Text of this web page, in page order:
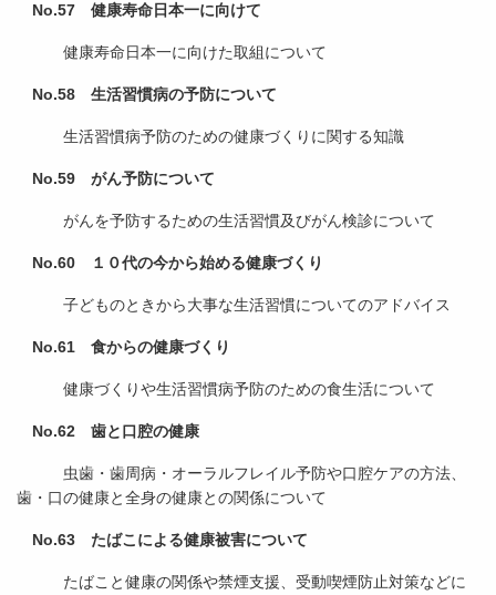
No.57 健康寿命日本一に向けて
健康寿命日本一に向けた取組について
No.58 生活習慣病の予防について
生活習慣病予防のための健康づくりに関する知識
No.59 がん予防について
がんを予防するための生活習慣及びがん検診について
No.60 １０代の今から始める健康づくり
子どものときから大事な生活習慣についてのアドバイス
No.61 食からの健康づくり
健康づくりや生活習慣病予防のための食生活について
No.62 歯と口腔の健康
虫歯・歯周病・オーラルフレイル予防や口腔ケアの方法、
歯・口の健康と全身の健康との関係について
No.63 たばこによる健康被害について
たばこと健康の関係や禁煙支援、受動喫煙防止対策などに